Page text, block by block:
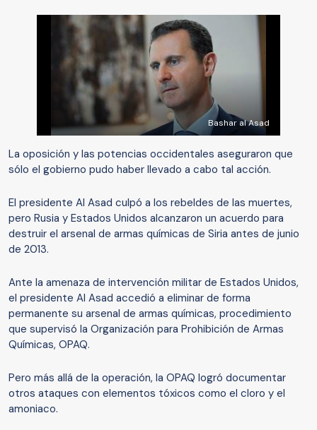
Bashar al Asad
La oposición y las potencias occidentales aseguraron que
sólo el gobierno pudo haber llevado a cabo tal acción.
El presidente Al Asad culpó a los rebeldes de las muertes,
pero Rusia y Estados Unidos alcanzaron un acuerdo para
destruir el arsenal de armas químicas de Siria antes de junio
de 2013.
Ante la amenaza de intervención militar de Estados Unidos,
el presidente Al Asad accedió a eliminar de forma
permanente su arsenal de armas químicas, procedimiento
que supervisó la Organización para Prohibición de Armas
Químicas, OPAQ.
Pero más allá de la operación, la OPAQ logró documentar
otros ataques con elementos tóxicos como el cloro y el
amoniaco.